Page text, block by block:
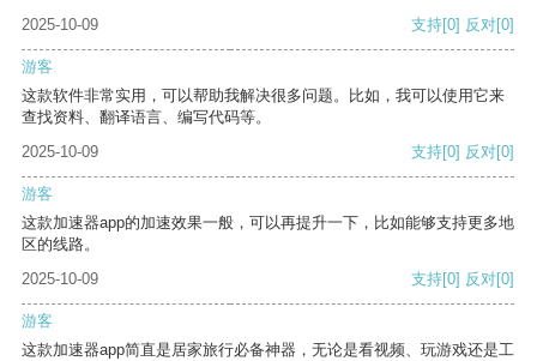
2025-10-09 支持[0] 反对[0]
游客
这款软件非常实用，可以帮助我解决很多问题。比如，我可以使用它来
查找资料、翻译语言、编写代码等。
2025-10-09
支持[0] 反对[0]
游客
这款加速器app的加速效果一般，可以再提升一下，比如能够支持更多地
区的线路。
2025-10-09
支持[0] 反对[0]
游客
这款加速器app简直是居家旅行必备神器，无论是看视频、玩游戏还是工